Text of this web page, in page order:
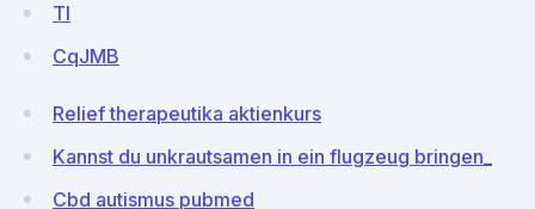
TI
CqJMB
Relief therapeutika aktienkurs
Kannst du unkrautsamen in ein flugzeug bringen_
Cbd autismus pubmed